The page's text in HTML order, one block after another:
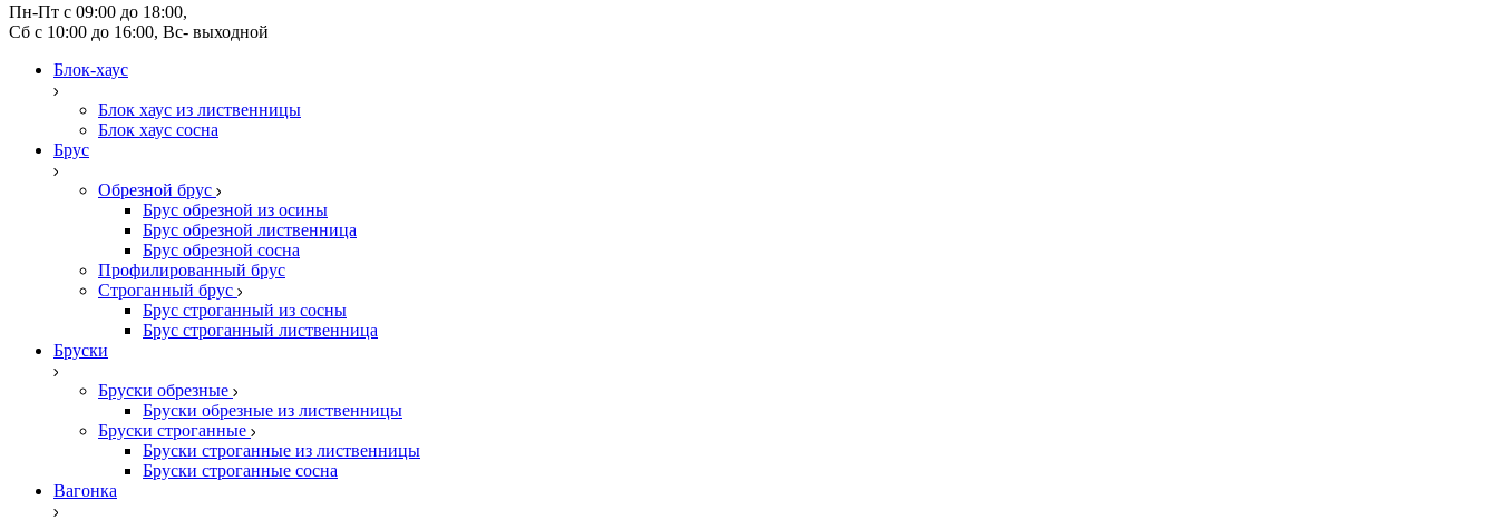
Пн-Пт с 09:00 до 18:00,
Сб с 10:00 до 16:00, Вс- выходной
Блок-хаус
Блок хаус из лиственницы
Блок хаус сосна
Брус
Обрезной брус
Брус обрезной из осины
Брус обрезной лиственница
Брус обрезной сосна
Профилированный брус
Строганный брус
Брус строганный из сосны
Брус строганный лиственница
Бруски
Бруски обрезные
Бруски обрезные из лиственницы
Бруски строганные
Бруски строганные из лиственницы
Бруски строганные сосна
Вагонка